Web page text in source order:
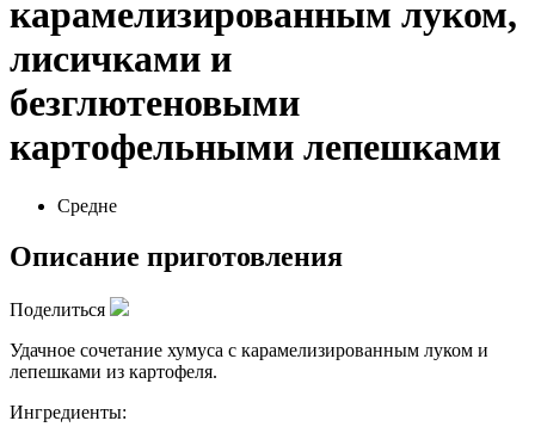
карамелизированным луком,
лисичками и
безглютеновыми
картофельными лепешками
Средне
Описание приготовления
Поделиться
Удачное сочетание хумуса с карамелизированным луком и
лепешками из картофеля.
Ингредиенты: